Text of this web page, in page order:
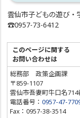
雲仙市子どもの遊び・
☎0957-73-6412
このページに関する
お問い合わせは
総務部 政策企画課
〒859-1107
雲仙市吾妻町牛口名714
電話番号：0957-47-
Fax：0957-38-3514